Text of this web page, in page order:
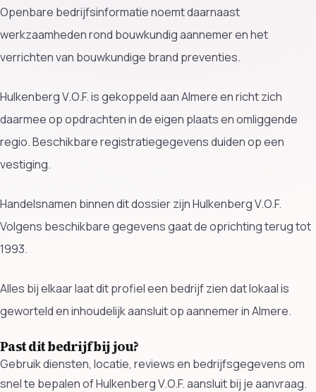
Openbare bedrijfsinformatie noemt daarnaast
werkzaamheden rond bouwkundig aannemer en het
verrichten van bouwkundige brand preventies.
Hulkenberg V.O.F. is gekoppeld aan Almere en richt zich
daarmee op opdrachten in de eigen plaats en omliggende
regio. Beschikbare registratiegegevens duiden op een
vestiging.
Handelsnamen binnen dit dossier zijn Hulkenberg V.O.F.
Volgens beschikbare gegevens gaat de oprichting terug tot
1993.
Alles bij elkaar laat dit profiel een bedrijf zien dat lokaal is
geworteld en inhoudelijk aansluit op aannemer in Almere.
Past dit bedrijf bij jou?
Gebruik diensten, locatie, reviews en bedrijfsgegevens om
snel te bepalen of Hulkenberg V.O.F. aansluit bij je aanvraag.